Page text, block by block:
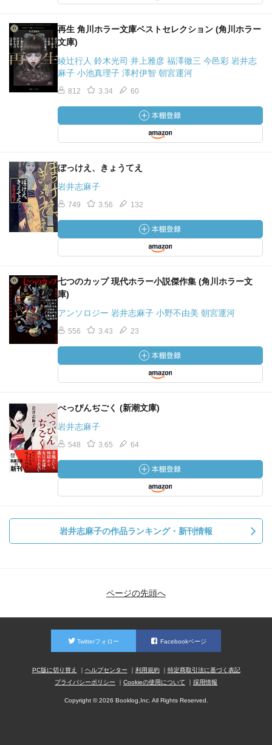
再生 角川ホラー文庫ベストセレクション (角川ホラー
文庫)
綾辻行人 鈴木光司 井上雅彦 福澤徹三 今邑彩 岩井志
麻子 小池真理子 澤村伊智 朝宮運河
812 3.34 60
ぼっけえ、きょうてえ
岩井志麻子
749 3.56 132
七つのカップ 現代ホラー小説傑作集 (角川ホラー文
庫)
アンソロジー 岩井志麻子 小野不由美 朝宮運河
556 3.43 23
べっぴんぢごく (新潮文庫)
岩井志麻子
548 3.65 64
岩井志麻子の作品ランキング・新刊情報
ページの先頭へ
Twitterフォロー Facebookページ
PC版に切り替え ヘルプセンター 利用規約
特定商取引法に基づく表記
プライバシーポリシー
Cookieの使用について 採用情報
Copyright © 2026 Booklog,Inc. All Rights Reserved.